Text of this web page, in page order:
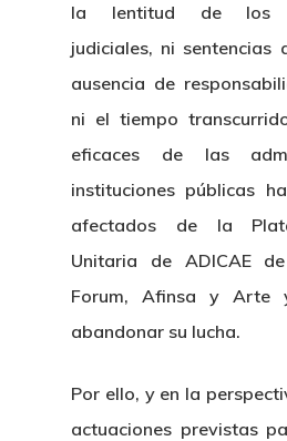
la lentitud de los
judiciales, ni sentencias
ausencia de
ni el tiempo
eficaces de las
instituciones públicas
afectados de la
Unitaria de ADICAE
Forum, Afinsa y Arte
abandonar su lucha.
Por ello, y en la
actuaciones previstas